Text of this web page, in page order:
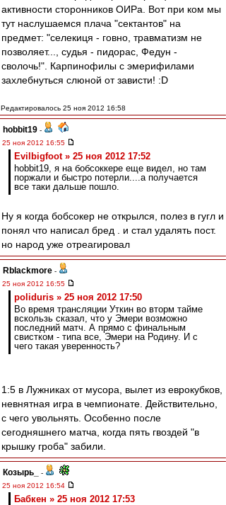
активности сторонников ОИРа. Вот при ком мы
тут наслушаемся плача "сектантов" на
предмет: "селекиця - говно, травматизм не
позволяет..., судья - пидорас, Федун -
сволочь!". Карпинофилы с эмерифилами
захлебнуться слюной от зависти! :D
Редактировалось 25 ноя 2012 16:58
hobbit19 -
25 ноя 2012 16:55
Evilbigfoot » 25 ноя 2012 17:52
hobbit19, я на бобсоккере еще видел, но там
поржали и быстро потерли....а получается
все таки дальше пошло.
Ну я когда бобсокер не открылся, полез в гугл и
понял что написал бред . и стал удалять пост.
но народ уже отреагировал
Rblackmore -
25 ноя 2012 16:55
poliduris » 25 ноя 2012 17:50
Во время трансляции Уткин во вторм тайме
вскользь сказал, что у Эмери возможно
последний матч. А прямо с финальным
свистком - типа все, Эмери на Родину. И с
чего такая уверенность?
1:5 в Лужниках от мусора, вылет из еврокубков,
невнятная игра в чемпионате. Действительно,
с чего увольнять. Особенно после
сегодняшнего матча, когда пять гвоздей "в
крышку гроба" забили.
Козырь_
-
25 ноя 2012 16:54
Бабкен » 25 ноя 2012 17:53